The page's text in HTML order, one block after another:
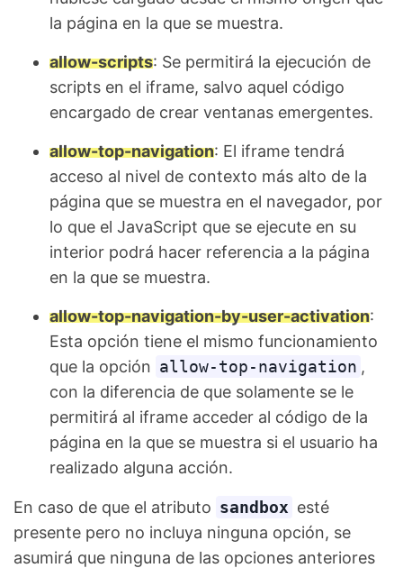
la página en la que se muestra.
allow-scripts: Se permitirá la ejecución de
scripts en el iframe, salvo aquel código
encargado de crear ventanas emergentes.
allow-top-navigation: El iframe tendrá
acceso al nivel de contexto más alto de la
página que se muestra en el navegador, por
lo que el JavaScript que se ejecute en su
interior podrá hacer referencia a la página
en la que se muestra.
allow-top-navigation-by-user-activation:
Esta opción tiene el mismo funcionamiento
que la opción allow-top-navigation ,
con la diferencia de que solamente se le
permitirá al iframe acceder al código de la
página en la que se muestra si el usuario ha
realizado alguna acción.
En caso de que el atributo sandbox esté
presente pero no incluya ninguna opción, se
asumirá que ninguna de las opciones anteriores